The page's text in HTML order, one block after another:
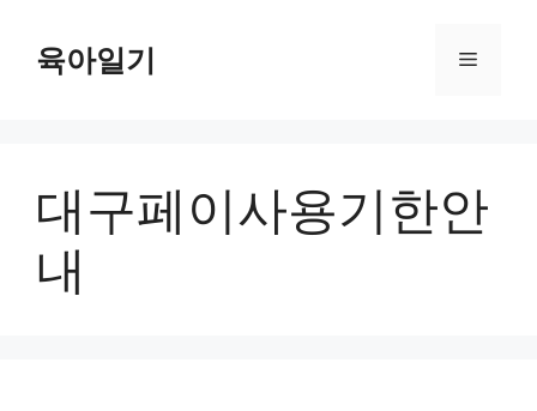
육아일기 메
대구페이사용기한안
내